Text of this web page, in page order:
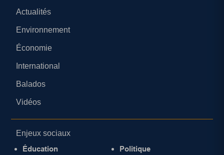
Actualités
Environnement
Économie
International
Balados
Vidéos
Enjeux sociaux
Éducation
Politique